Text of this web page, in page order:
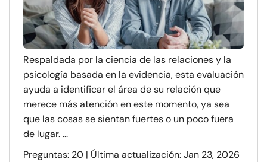
Respaldada por la ciencia de las relaciones y la
psicología basada en la evidencia, esta evaluación
ayuda a identificar el área de su relación que
merece más atención en este momento, ya sea
que las cosas se sientan fuertes o un poco fuera
de lugar. ...
Preguntas: 20 | Última actualización: Jan 23, 2026